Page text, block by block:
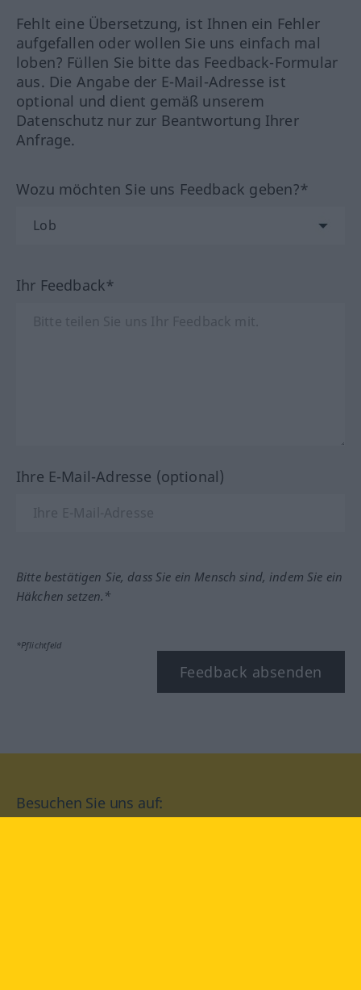
Fehlt eine Übersetzung, ist Ihnen ein Fehler
aufgefallen oder wollen Sie uns einfach mal
loben? Füllen Sie bitte das Feedback-Formular
aus. Die Angabe der E-Mail-Adresse ist
optional und dient gemäß unserem
Datenschutz nur zur Beantwortung Ihrer
Anfrage.
Wozu möchten Sie uns Feedback geben?*
Ihr Feedback*
Ihre E-Mail-Adresse (optional)
Bitte bestätigen Sie, dass Sie ein Mensch sind, indem Sie ein
Häkchen setzen.*
*Pflichtfeld
Feedback absenden
Besuchen Sie uns auf: